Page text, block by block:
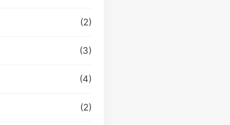
(2)
(3)
(4)
(2)